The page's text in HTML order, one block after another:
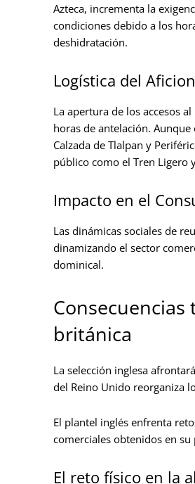
Azteca, incrementa la
condiciones debido a los
deshidratación.
Logística del
La apertura de los accesos
horas de antelación.
Calzada de Tlalpan y
público como el Tren Ligero
Impacto en el
Las dinámicas sociales de
dinamizando el sector
dominical.
británica
La selección inglesa
del Reino Unido reorganiza
El plantel inglés enfrenta
comerciales obtenidos en su
El reto físico en la